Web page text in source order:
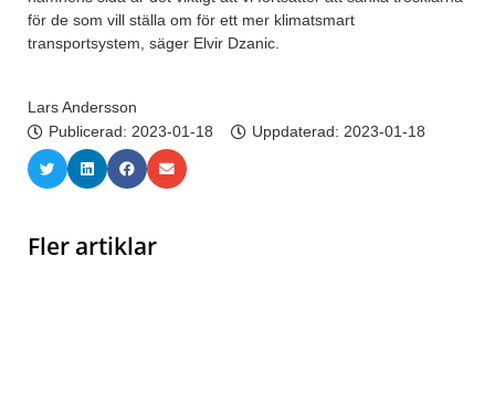
för de som vill ställa om för ett mer klimatsmart
transportsystem, säger Elvir Dzanic.
Lars Andersson
Publicerad: 2023-01-18 Uppdaterad: 2023-01-18
Fler artiklar